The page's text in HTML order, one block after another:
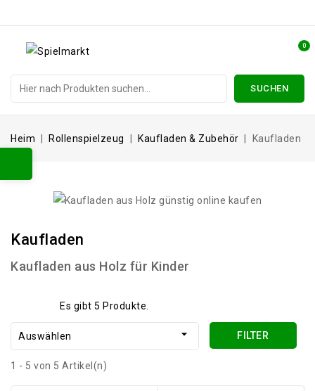
0
SUCHEN
Heim Rollenspielzeug Kaufladen & Zubehör Kaufladen
Kaufladen
Kaufladen aus Holz für Kinder
Es gibt 5 Produkte.
Auswählen  FILTER
1 - 5 von 5 Artikel(n)